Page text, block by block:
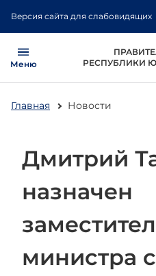
содержанию
Версия сайта для слабовидящих
РЕСПУБЛИКИ
Меню
Главная Новости
Дмитрий
назначен
министра